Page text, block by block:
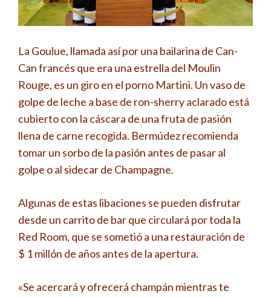
La Goulue, llamada así por una bailarina de Can-
Can francés que era una estrella del Moulin
Rouge, es un giro en el porno Martini. Un vaso de
golpe de leche a base de ron-sherry aclarado está
cubierto con la cáscara de una fruta de pasión
llena de carne recogida. Bermúdez recomienda
tomar un sorbo de la pasión antes de pasar al
golpe o al sidecar de Champagne.
Algunas de estas libaciones se pueden disfrutar
desde un carrito de bar que circulará por toda la
Red Room, que se sometió a una restauración de
$ 1 millón de años antes de la apertura.
«Se acercará y ofrecerá champán mientras te